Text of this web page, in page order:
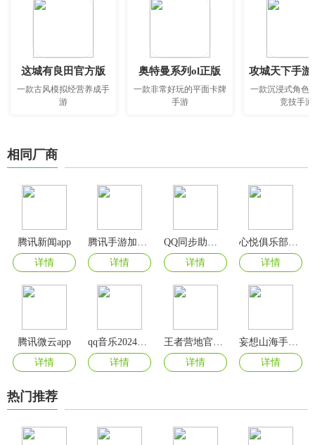
这城有良田官方版
一款古风模拟经营养成手
游
奥特曼系列ol正版
一款非常好玩的平面卡牌
手游
攻城天下手游
一款沉浸式角色
竞技手游
相同厂商
腾讯新闻app
详情
详情
详情
详情
腾讯微云app
详情
详情
详情
详情
热门推荐